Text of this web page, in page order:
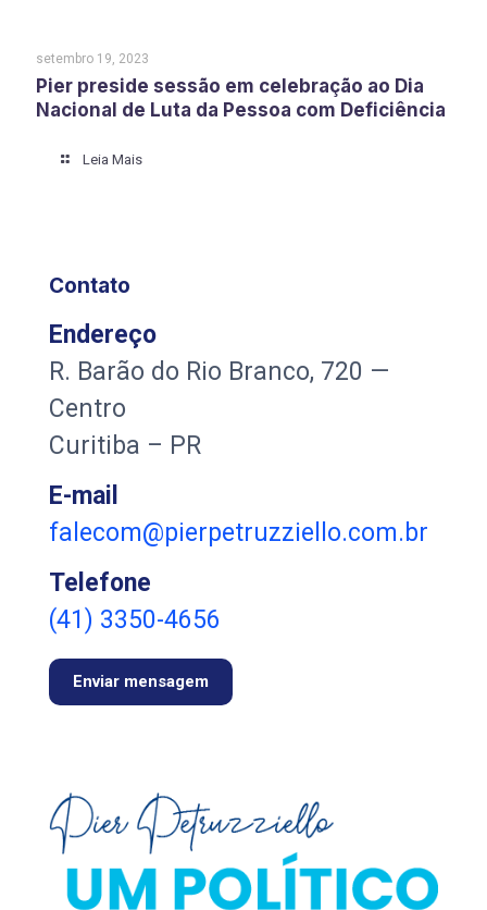
setembro 19, 2023
Pier preside sessão em celebração ao Dia
Nacional de Luta da Pessoa com Deficiência
Leia Mais
Contato
Endereço
R. Barão do Rio Branco, 720 —
Centro
Curitiba – PR
E-mail
falecom@pierpetruzziello.com.br
Telefone
(41) 3350-4656
Enviar mensagem